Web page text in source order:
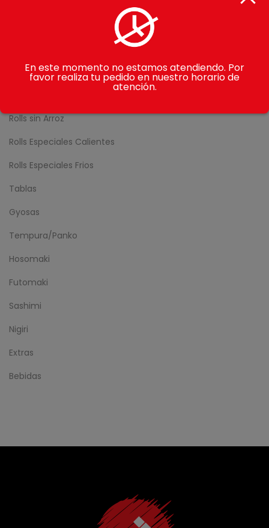
Sake Rolls
Rolls sin Arroz
Rolls Especiales Calientes
Rolls Especiales Frios
Tablas
Gyosas
Tempura/Panko
Hosomaki
Futomaki
Sashimi
Nigiri
Extras
Bebidas
En este momento no estamos atendiendo. Por
favor realiza tu pedido en nuestro horario de
atención.